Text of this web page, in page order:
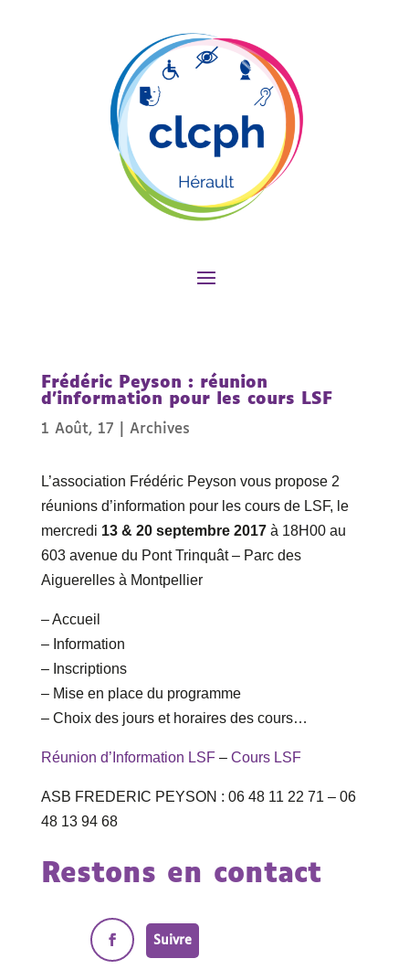
Frédéric Peyson : réunion
d’information pour les cours LSF
1 Août, 17 Archives
L’association Frédéric Peyson vous propose 2
réunions d’information pour les cours de LSF, le
mercredi 13 & 20 septembre 2017à 18H00 au
603 avenue du Pont Trinquât – Parc des
Aiguerelles à Montpellier
– Accueil
– Information
– Inscriptions
– Mise en place du programme
– Choix des jours et horaires des cours…
Réunion d’Information LSF– Cours LSF
ASB FREDERIC PEYSON : 06 48 11 22 71 – 06
48 13 94 68
Restons en contact
Suivre